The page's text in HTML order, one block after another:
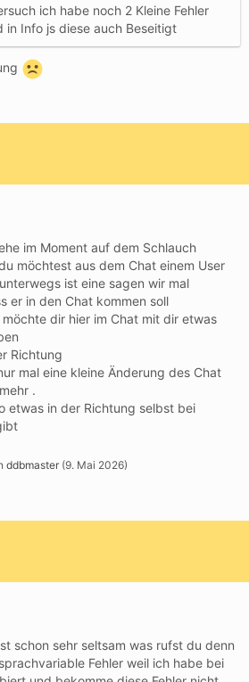
ich habe noch 2 Kleine Fehler
in Info js diese auch Beseitigt
im Moment auf dem Schlauch
möchtest aus dem Chat einem User
ist eine sagen wir mal
er in den Chat kommen soll
dir hier im Chat mit dir etwas
Richtung
mal eine kleine Änderung des Chat
.
etwas in der Richtung selbst bei
ddbmaster (9. Mai 2026)
schon sehr seltsam was rufst du denn
Fehler weil ich habe bei